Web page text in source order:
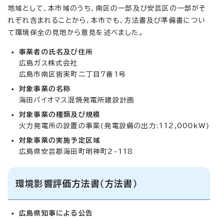
地域として、本市域のうち、南区の一部及び安芸区の一部がそ
れぞれ含まれることから、本市でも、方法書及び準備書につい
て環境保全の見地から意見を述べました。
事業者の氏名及び住所
広島ガス株式会社
広島市南区皆実町二丁目7番1号
対象事業の名称
海田バイオマス混焼発電所建設計画
対象事業の種類及び規模
火力発電所の設置の事業(発電設備の出力:112,000kW)
対象事業の実施予定区域
広島県安芸郡海田町明神町2-118
環境影響評価方法書（方法書）
広島県知事による公告